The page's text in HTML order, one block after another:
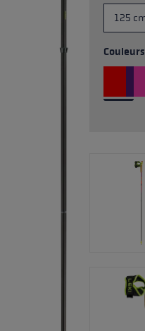
Couleurs